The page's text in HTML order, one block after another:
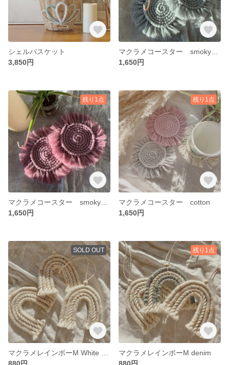
シェルバスケット
3,850円
1,650円
残り1点
1,650円
残り1点
マクラメコースター cotton
1,650円
SOLD OUT
880円
残り1点
マクラメレインボーM denim
880円